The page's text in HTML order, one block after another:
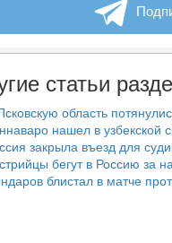
статьи
область
нашел в узбекской
закрыла въезд для
бегут в Россию за
блистал в матче